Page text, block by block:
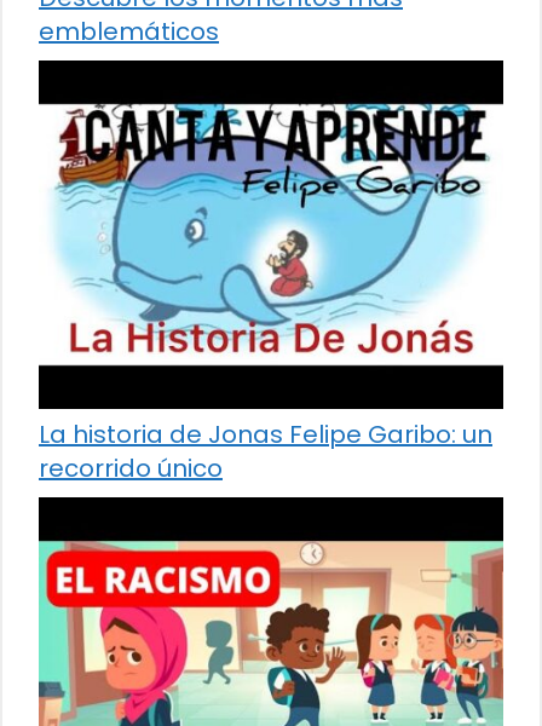
emblemáticos
La historia de Jonas Felipe Garibo: un
recorrido único